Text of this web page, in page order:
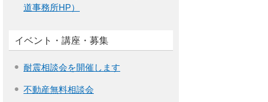
道事務所HP）
イベント・講座・募集
耐震相談会を開催します
不動産無料相談会